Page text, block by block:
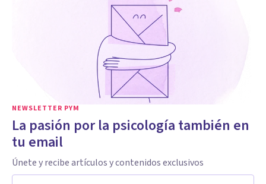
NEWSLETTER PYM
La pasión por la psicología también en
tu email
Únete y recibe artículos y contenidos exclusivos